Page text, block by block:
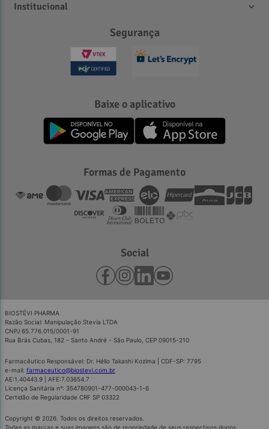
Institucional
Segurança
Baixe o aplicativo
Formas de Pagamento
Social
BIOSTÉVI PHARMA
Razão Social: Manipulação Stevia LTDA
CNPJ 65.776.015/0001-91
Rua Brás Cubas, 182 - Santo André - São Paulo, CEP 09015-210
Farmacêutico Responsável: Dr. Hélio Takashi Kozima | CDF-SP: 7795
e-mail: farmaceutico@biostevi.com.br
AE:1.40443.9 | AFE:7.03654.7
Licença Sanitária nº: 354780901-477-000043-1-6
Certidão de Regularidade CRF SP 03322
Copyright © 2026. Todos os direitos reservados.
Todas as marcas e suas imagens são de propriedade de seus respectivos donos.